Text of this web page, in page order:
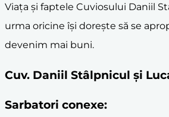
Viața și faptele Cuviosului Daniil
urma oricine își dorește să se
devenim mai buni.
Cuv. Daniil Stâlpnicul şi
Sarbatori conexe: